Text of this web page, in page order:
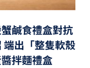
鹹食禮盒對抗
出「整隻軟殼
拌麵禮盒